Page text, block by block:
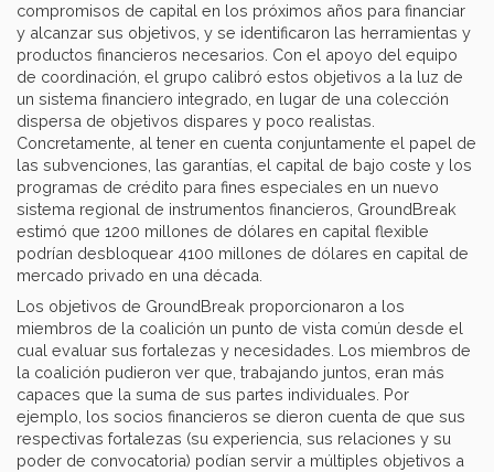
compromisos de capital en los próximos años para financiar
y alcanzar sus objetivos, y se identificaron las herramientas y
productos financieros necesarios. Con el apoyo del equipo
de coordinación, el grupo calibró estos objetivos a la luz de
un sistema financiero integrado, en lugar de una colección
dispersa de objetivos dispares y poco realistas.
Concretamente, al tener en cuenta conjuntamente el papel de
las subvenciones, las garantías, el capital de bajo coste y los
programas de crédito para fines especiales en un nuevo
sistema regional de instrumentos financieros, GroundBreak
estimó que 1200 millones de dólares en capital flexible
podrían desbloquear 4100 millones de dólares en capital de
mercado privado en una década.
Los objetivos de GroundBreak proporcionaron a los
miembros de la coalición un punto de vista común desde el
cual evaluar sus fortalezas y necesidades. Los miembros de
la coalición pudieron ver que, trabajando juntos, eran más
capaces que la suma de sus partes individuales. Por
ejemplo, los socios financieros se dieron cuenta de que sus
respectivas fortalezas (su experiencia, sus relaciones y su
poder de convocatoria) podían servir a múltiples objetivos a